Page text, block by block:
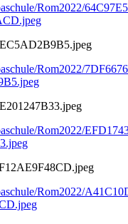
Rom2022/
Rom2022/
Rom2022/
Rom2022/